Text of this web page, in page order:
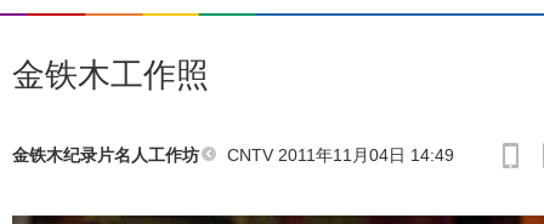
金铁木工作照
金铁木纪录片名人工作坊 CNTV 2011年11月04日 14:49